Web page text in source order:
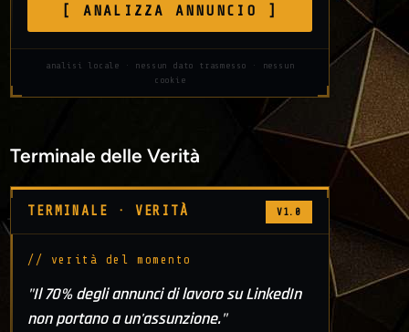
[ ANALIZZA ANNUNCIO ]
analisi locale · nessun dato trasmesso · nessun
cookie
Terminale delle Verità
TERMINALE · VERITÀ V1.0
// verità del momento
"Il 70% degli annunci di lavoro su LinkedIn
non portano a un'assunzione."